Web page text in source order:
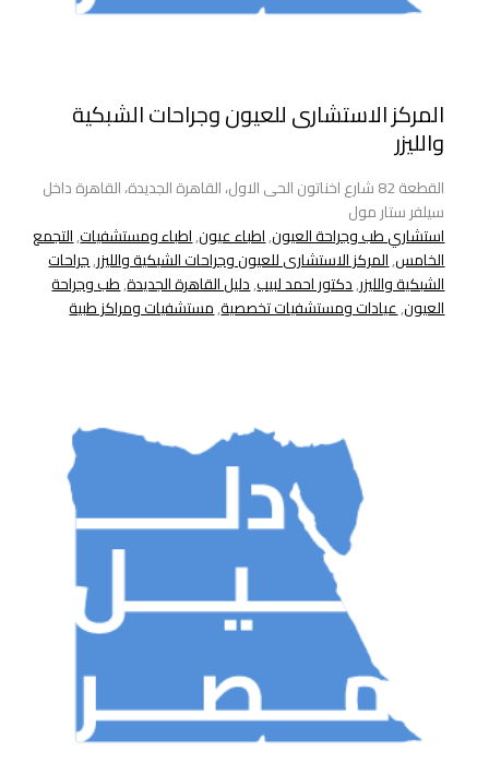
المركز الاستشارى للعيون وجراحات الشبكية
والليزر
القطعة 82 شارع اخناتون الحى الاول، القاهرة الجديدة، القاهرة داخل
سيلفر ستار مول
استشاري طب وجراحة العيون,اطباء عيون,اطباء ومستشفيات,التجمع
الخامس,المركز الاستشارى للعيون وجراحات الشبكية والليزر,جراحات
الشبكية والليزر,دكتور احمد لبيب,دليل القاهرة الجديدة,طب وجراحة
العيون,عيادات ومستشفيات تخصصية,مستشفيات ومراكز طبية